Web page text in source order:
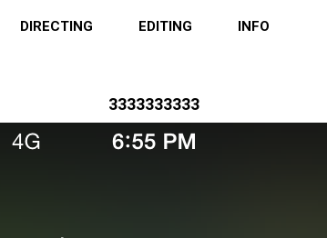
DIRECTING EDITING INFO
3333333333